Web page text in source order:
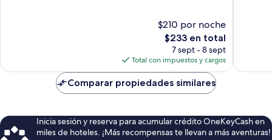
$210 por noche
El
precio
actual
es
de
$233
$233 en total
7 sept - 8 sept
Total con impuestos y cargos
Comparar propiedades similares
Inicia sesión y reserva para acumular crédito OneKeyCash en
miles de hoteles. ¡Más recompensas te llevan a más aventuras!